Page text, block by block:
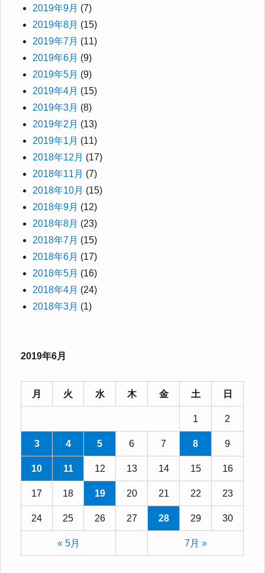
2019年9月 (7)
2019年8月 (15)
2019年7月 (11)
2019年6月 (9)
2019年5月 (9)
2019年4月 (15)
2019年3月 (8)
2019年2月 (13)
2019年1月 (11)
2018年12月 (17)
2018年11月 (7)
2018年10月 (15)
2018年9月 (12)
2018年8月 (23)
2018年7月 (15)
2018年6月 (17)
2018年5月 (16)
2018年4月 (24)
2018年3月 (1)
2019年6月
月 火 水 木 金 土 日
« 5月 7月 »
1 2
3 4 5 6 7 8 9
10 11 12 13 14 15 16
17 18 19 20 21 22 23
24 25 26 27 28 29 30